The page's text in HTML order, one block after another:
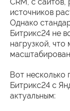
источников
Однако
Битрикс24 не
нагрузкой, что
Вот несколько
Битрикс24 с
актуальным: